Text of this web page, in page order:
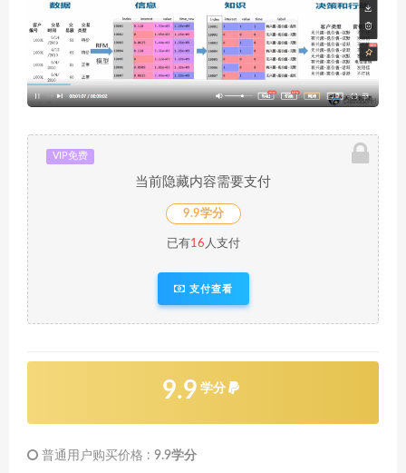
VIP免费
当前隐藏内容需要支付
9.9学分
已有 16 人支付
支付查看
9.9 学分
普通用户购买价格 : 9.9学分